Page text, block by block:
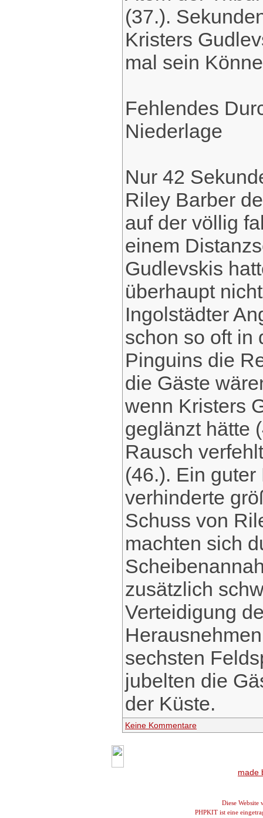
(37.).
Kristers
mal sein
Fehlendes
Niederlage
Nur 42
Riley Barber
auf der völlig
einem
Gudlevskis
überhaupt
Ingolstädter
schon so oft in
Pinguins die
die Gäste
wenn Kristers
geglänzt hätte
Rausch
(46.). Ein
verhinderte
Schuss von
machten sich
zusätzlich
Verteidigung
sechsten
jubelten die
der Küste.
Keine Kommentare
made
Diese Website
PHPKIT ist eine